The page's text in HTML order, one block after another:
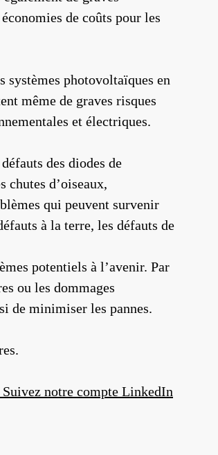
de coûts pour les
photovoltaïques en
même de graves risques
et électriques.
des diodes de
chutes d’oiseaux,
qui peuvent survenir
à la terre, les défauts de
potentiels à l’avenir. Par
ou les dommages
de minimiser les pannes.
notre compte LinkedIn